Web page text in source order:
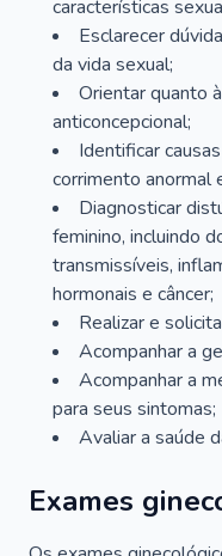
características
Esclarecer
da vida sexual;
Orientar quanto
anticoncepcional;
Identificar
corrimento anormal
Diagnosticar
feminino, incluindo
transmissíveis,
hormonais e câncer;
Realizar e
Acompanhar a
Acompanhar a
para seus sintomas;
Avaliar a saúde
Exames